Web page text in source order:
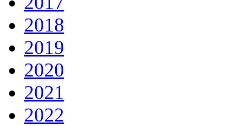
2018
2019
2020
2021
2022